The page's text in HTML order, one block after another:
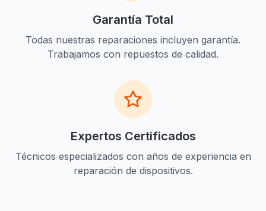
Garantía Total
Todas nuestras reparaciones incluyen garantía.
Trabajamos con repuestos de calidad.
Expertos Certificados
Técnicos especializados con años de experiencia en
reparación de dispositivos.